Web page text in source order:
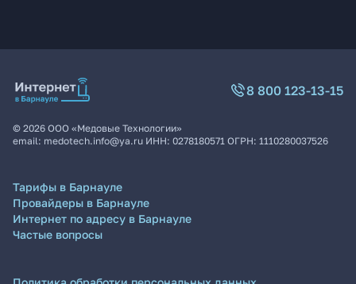
8 800 123-13-15
© 2026 ООО «Медовые Технологии»
email: medotech.info@ya.ru ИНН: 0278180571 ОГРН: 1110280037526
Тарифы в Барнауле
Провайдеры в Барнауле
Интернет по адресу в Барнауле
Частые вопросы